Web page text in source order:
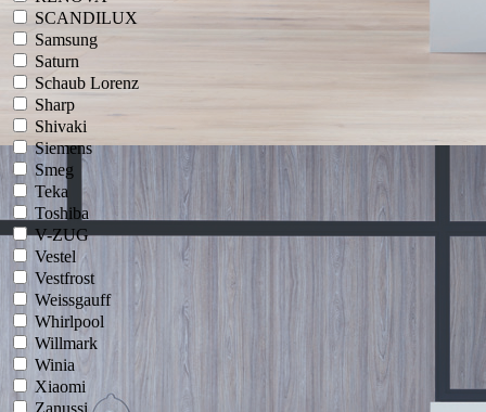
SCANDILUX
Samsung
Saturn
Schaub Lorenz
Sharp
Shivaki
Siemens
Smeg
Teka
Toshiba
V-ZUG
Vestel
Vestfrost
Weissgauff
Whirlpool
Willmark
Winia
Xiaomi
Zanussi